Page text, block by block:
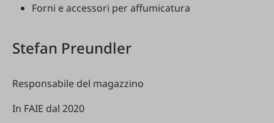
Forni e accessori per affumicatura
Stefan Preundler
Responsabile del magazzino
In FAIE dal 2020